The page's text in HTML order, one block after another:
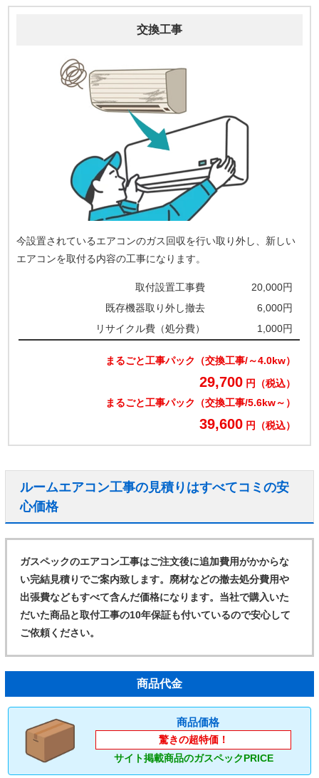
交換工事
今設置されているエアコンのガス回収を行い取り外し、新しい
エアコンを取付る内容の工事になります。
取付設置工事費
20,000円
既存機器取り外し撤去
6,000円
リサイクル費（処分費）
1,000円
まるごと工事パック（交換工事/～4.0kw）
29,700 円（税込）
まるごと工事パック（交換工事/5.6kw～）
39,600 円（税込）
ルームエアコン工事の見積りはすべてコミの安
心価格
ガスペックのエアコン工事はご注文後に追加費用がかからな
い完結見積りでご案内致します。廃材などの撤去処分費用や
出張費などもすべて含んだ価格になります。当社で購入いた
だいた商品と取付工事の10年保証も付いているので安心して
ご依頼ください。
商品代金
商品価格
驚きの超特価！
サイト掲載商品のガスペックPRICE